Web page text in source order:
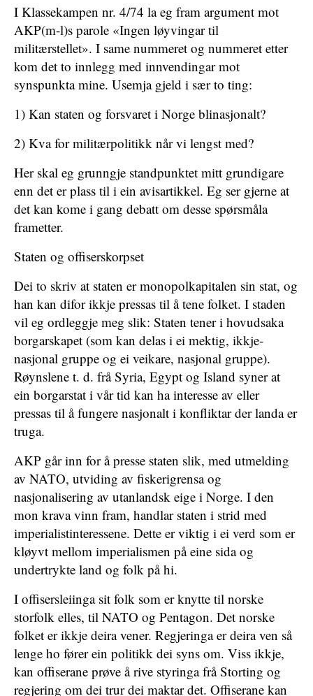
I Klassekampen nr. 4/74 la eg fram argument mot
AKP(m-l)s parole «Ingen løyvingar til
militærstellet». I same nummeret og nummeret etter
kom det to innlegg med innvendingar mot
synspunkta mine. Usemja gjeld i sær to ting:
1) Kan staten og forsvaret i Norge blinasjonalt?
2) Kva for militærpolitikk når vi lengst med?
Her skal eg grunngje standpunktet mitt grundigare
enn det er plass til i ein avisartikkel. Eg ser gjerne at
det kan kome i gang debatt om desse spørsmåla
frametter.
Staten og offiserskorpset
Dei to skriv at staten er monopolkapitalen sin stat, og
han kan difor ikkje pressas til å tene folket. I staden
vil eg ordleggje meg slik: Staten tener i hovudsaka
borgarskapet (som kan delas i ei mektig, ikkje-
nasjonal gruppe og ei veikare, nasjonal gruppe).
Røynslene t. d. frå Syria, Egypt og Island syner at
ein borgarstat i vår tid kan ha interesse av eller
pressas til å fungere nasjonalt i konfliktar der landa er
truga.
AKP går inn for å presse staten slik, med utmelding
av NATO, utviding av fiskerigrensa og
nasjonalisering av utanlandsk eige i Norge. I den
mon krava vinn fram, handlar staten i strid med
imperialistinteressene. Dette er viktig i ei verd som er
kløyvt mellom imperialismen på eine sida og
undertrykte land og folk på hi.
I offisersleiinga sit folk som er knytte til norske
storfolk elles, til NATO og Pentagon. Det norske
folket er ikkje deira vener. Regjeringa er deira ven så
lenge ho fører ein politikk dei syns om. Viss ikkje,
kan offiserane prøve å rive styringa frå Storting og
regjering om dei trur dei maktar det. Offiserane kan